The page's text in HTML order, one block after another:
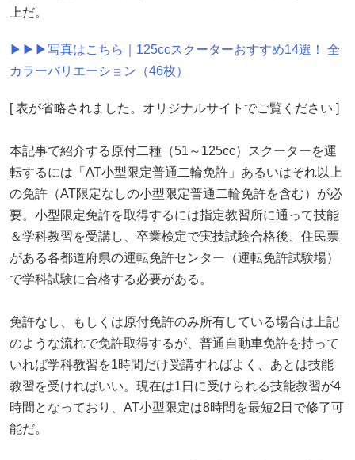
上だ。
▶▶▶写真はこちら｜125ccスクーターおすすめ14選！ 全
カラーバリエーション（46枚）
[ 表が省略されました。オリジナルサイトでご覧ください ]
本記事で紹介する原付二種（51～125cc）スクーターを運
転するには「AT小型限定普通二輪免許」あるいはそれ以上
の免許（AT限定なしの小型限定普通二輪免許を含む）が必
要。小型限定免許を取得するには指定教習所に通って技能
＆学科教習を受講し、卒業検定で実技試験合格後、住民票
がある各都道府県の運転免許センター（運転免許試験場）
で学科試験に合格する必要がある。
免許なし、もしくは原付免許のみ所有している場合は上記
のような流れで免許取得するが、普通自動車免許を持って
いれば学科教習を1時間だけ受講すればよく、あとは技能
教習を受ければいい。現在は1日に受けられる技能教習が4
時間となっており、AT小型限定は8時間を最短2日で修了可
能だ。